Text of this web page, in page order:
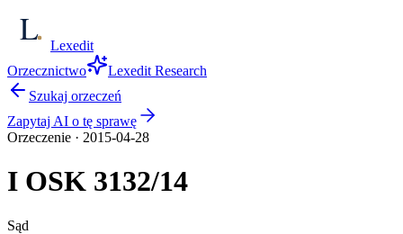
Lexedit
Orzecznictwo
Lexedit Research
Szukaj orzeczeń
Zapytaj AI o tę sprawę
Orzeczenie · 2015-04-28
I OSK 3132/14
Sąd